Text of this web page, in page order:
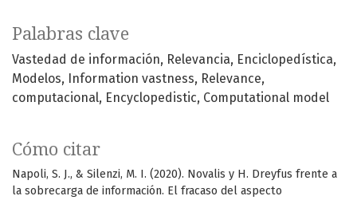
Palabras clave
Vastedad de información Relevancia
Enciclopedística
Modelos
Information vastness
Relevance
computacional Encyclopedistic Computational model
Cómo citar
Napoli, S. J., & Silenzi, M. I. (2020). Novalis y H. Dreyfus frente a
la sobrecarga de información. El fracaso del aspecto